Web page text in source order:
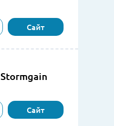
Сайт
Stormgain
Сайт